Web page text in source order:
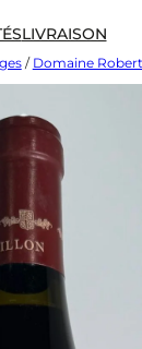
LIVRAISON
/ Domaine